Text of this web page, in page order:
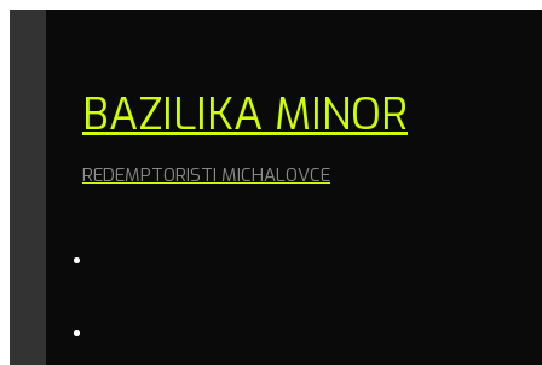
BAZILIKA MINOR
REDEMPTORISTI MICHALOVCE